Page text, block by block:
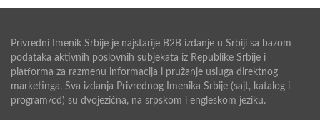
Privredni Imenik Srbije je najstarije B2B izdanje u Srbiji sa bazom
podataka aktivnih poslovnih subjekata iz Republike Srbije i
platforma za razmenu informacija i pružanje usluga direktnog
marketinga. Sva izdanja Privrednog Imenika Srbije (sajt, katalog i
program/cd) su dvojezična, na srpskom i engleskom jeziku.